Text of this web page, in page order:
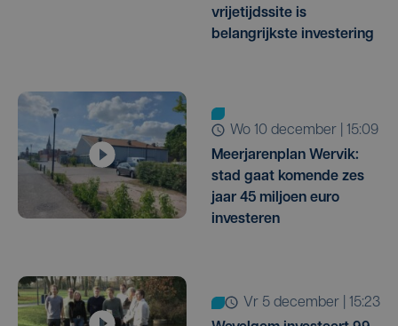
vrijetijdssite is
belangrijkste investering
wo 10 december | 15:09
Meerjarenplan Wervik:
stad gaat komende zes
jaar 45 miljoen euro
investeren
vr 5 december | 15:23